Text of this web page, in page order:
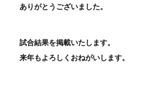
ありがとう​ございました。
試合結果を掲載いたします。
​来年もよろしくおねがいします。